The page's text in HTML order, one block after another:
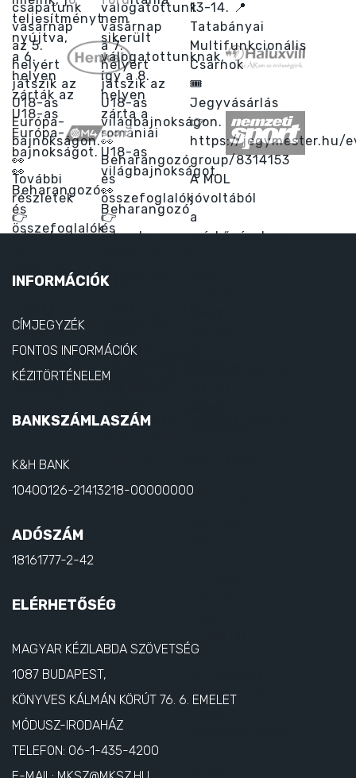
INFORMÁCIÓK
CÍMJEGYZÉK
FONTOS INFORMÁCIÓK
KÉZITÖRTÉNELEM
BANKSZÁMLASZÁM
K&H BANK
10400126-21413218-00000000
ADÓSZÁM
18161777-2-42
ELÉRHETŐSÉG
MAGYAR KÉZILABDA SZÖVETSÉG
1087 BUDAPEST,
KÖNYVES KÁLMÁN KÖRÚT 76. 6. EMELET
MÓDUSZ-IRODAHÁZ
TELEFON: 06-1-435-4200